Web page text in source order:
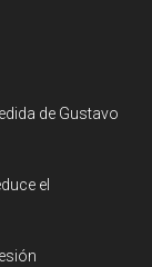
de Gustavo
el